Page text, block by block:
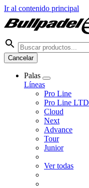
Ir al contenido principal
Cancelar
Palas
Líneas
Pro Line
Pro Line LTD
Cloud
Next
Advance
Tour
Junior
Ver todas